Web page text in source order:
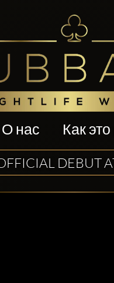
О нас Как
DEBUT